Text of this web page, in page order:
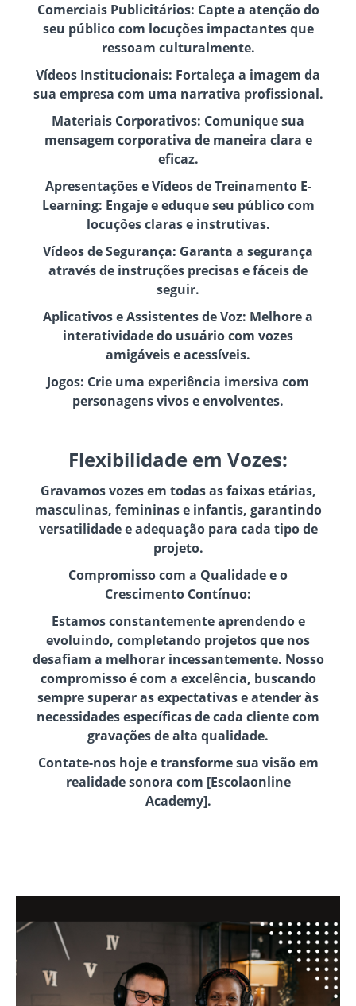
Comerciais Publicitários: Capte a atenção do
seu público com locuções impactantes que
ressoam culturalmente.
Vídeos Institucionais: Fortaleça a imagem da
sua empresa com uma narrativa profissional.
Materiais Corporativos: Comunique sua
mensagem corporativa de maneira clara e
eficaz.
Apresentações e Vídeos de Treinamento E-
Learning: Engaje e eduque seu público com
locuções claras e instrutivas.
Vídeos de Segurança: Garanta a segurança
através de instruções precisas e fáceis de
seguir.
Aplicativos e Assistentes de Voz: Melhore a
interatividade do usuário com vozes
amigáveis e acessíveis.
Jogos: Crie uma experiência imersiva com
personagens vivos e envolventes.
Flexibilidade em Vozes:
Gravamos vozes em todas as faixas etárias,
masculinas, femininas e infantis, garantindo
versatilidade e adequação para cada tipo de
projeto.
Compromisso com a Qualidade e o
Crescimento Contínuo:
Estamos constantemente aprendendo e
evoluindo, completando projetos que nos
desafiam a melhorar incessantemente. Nosso
compromisso é com a excelência, buscando
sempre superar as expectativas e atender às
necessidades específicas de cada cliente com
gravações de alta qualidade.
Contate-nos hoje e transforme sua visão em
realidade sonora com [Escolaonline
Academy].